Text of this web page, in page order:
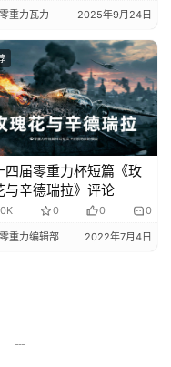
零重力瓦力 2025年9月24日
四届零重力杯短篇《玫
与辛德瑞拉》评论
0 0 0
零重力编辑部 2022年7月4日